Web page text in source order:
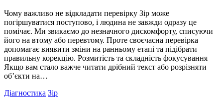
Чому важливо не відкладати перевірку Зір може
погіршуватися поступово, і людина не завжди одразу це
помічає. Ми звикаємо до незначного дискомфорту, списуючи
його на втому або перевтому. Проте своєчасна перевірка
допомагає виявити зміни на ранньому етапі та підібрати
правильну корекцію. Розмитість та складність фокусування
Якщо вам стало важче читати дрібний текст або розрізняти
об’єкти на…
Діагностика Зір